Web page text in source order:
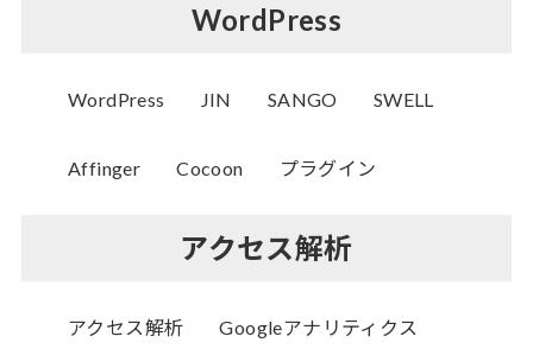
WordPress
WordPress JIN SANGO SWELL
Affinger Cocoon プラグイン
アクセス解析
アクセス解析 Googleアナリティクス